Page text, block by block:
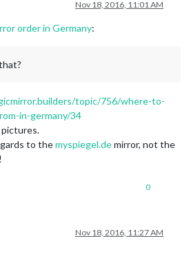
Nov 18, 2016, 11:01 AM
order in Germany:
topic/756/where-to-
in-germany/34
to themyspiegel.demirror, not the
0
Nov 18, 2016, 11:27 AM